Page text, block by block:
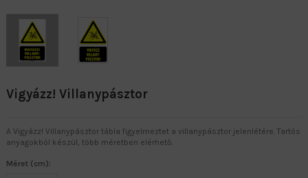
Vigyázz! Villanypásztor
A Vigyázz! Villanypásztor tábla figyelmeztet a villanypásztor jelenlétére. Tartós
anyagokból készül, több méretben elérhető.
Méret (cm):